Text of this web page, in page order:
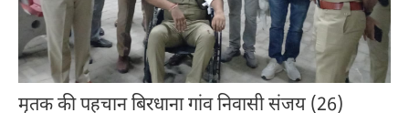
मृतक की पहचान बिरधाना गांव निवासी संजय (26)